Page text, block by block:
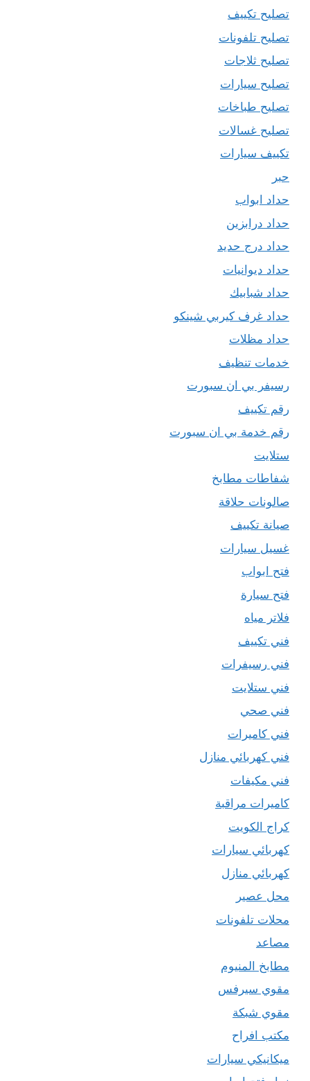
تصليح تكييف
تصليح تلفونات
تصليح ثلاجات
تصليح سيارات
تصليح طباخات
تصليح غسالات
تكييف سيارات
حبر
حداد ابواب
حداد درابزين
حداد درج حديد
حداد ديوانيات
حداد شبابيك
حداد غرف كيربي شينكو
حداد مظلات
خدمات تنظيف
رسيفر بي ان سبورت
رقم تكييف
رقم خدمة بي ان سبورت
ستلايت
شفاطات مطابخ
صالونات حلاقة
صيانة تكييف
غسيل سيارات
فتح ابواب
فتح سيارة
فلاتر مياه
فني تكييف
فني رسيفرات
فني ستلايت
فني صحي
فني كاميرات
فني كهربائي منازل
فني مكيفات
كاميرات مراقبة
كراج الكويت
كهربائي سيارات
كهربائي منازل
محل عصير
محلات تلفونات
مصاعد
مطابخ المنيوم
مقوي سيرفس
مقوي شبكة
مكتب افراح
ميكانيكي سيارات